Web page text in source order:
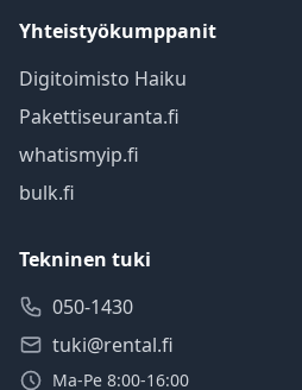
Yhteistyökumppanit
Digitoimisto Haiku
Pakettiseuranta.fi
whatismyip.fi
bulk.fi
Tekninen tuki
050-1430
tuki@rental.fi
Ma-Pe 8:00-16:00